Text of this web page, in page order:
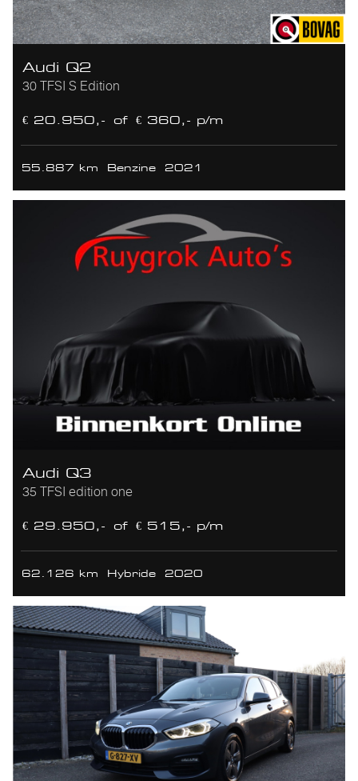
Audi Q2
30 TFSI S Edition
€ 20.950,- of € 360,- p/m
55.887 km Benzine 2021
Audi Q3
35 TFSI edition one
€ 29.950,- of € 515,- p/m
62.126 km Hybride 2020